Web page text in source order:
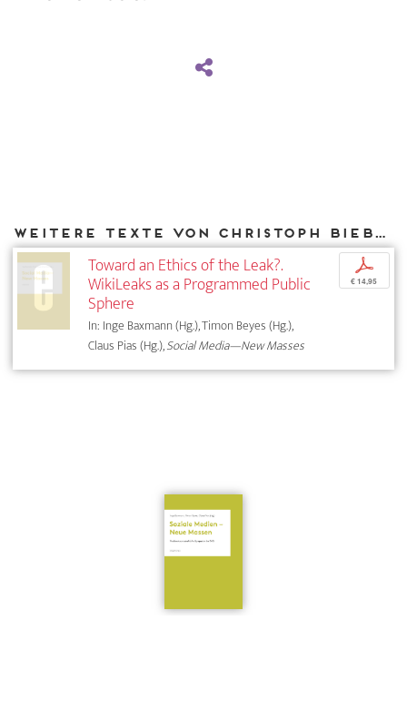
Weitere Texte von Christoph Bieber bei DIAPHANES
Toward an Ethics of the Leak?.
WikiLeaks as a Programmed Public
Sphere
In: Inge Baxmann (Hg.), Timon Beyes (Hg.),
Claus Pias (Hg.),Social Media—New Masses
p
€ 14,95